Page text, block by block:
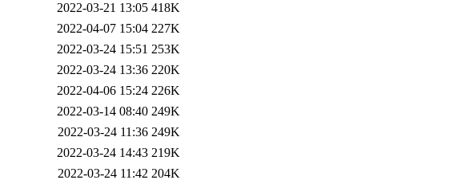
2022-03-21 13:05 418K
2022-04-07 15:04 227K
2022-03-24 15:51 253K
2022-03-24 13:36 220K
2022-04-06 15:24 226K
2022-03-14 08:40 249K
2022-03-24 11:36 249K
2022-03-24 14:43 219K
2022-03-24 11:42 204K